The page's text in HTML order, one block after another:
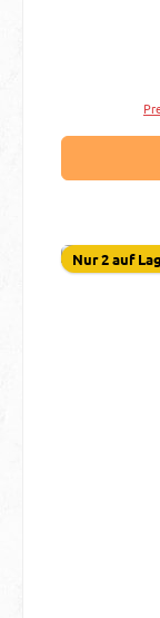
Nur 2 auf